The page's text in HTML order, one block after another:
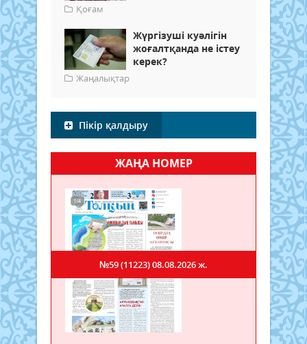
Қоғам
Жүргізуші куәлігін
жоғалтқанда не істеу
керек?
Жаңалықтар
Пікір қалдыру
ЖАҢА НОМЕР
№59 (11223)08.08.2026 ж.